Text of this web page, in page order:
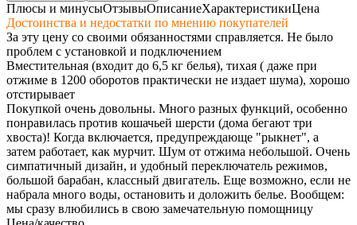
Плюсы и минусыОтзывыОписаниеХарактеристикиЦена
Достоинства и недостатки по мнению покупателей
За эту цену со своими обязанностями справляется. Не было
проблем с установкой и подключением
Вместительная (входит до 6,5 кг белья), тихая ( даже при
отжиме в 1200 оборотов практически не издает шума), хорошо
отстирывает
Покупкой очень довольны. Много разных функций, особенно
понравилась против кошачьей шерсти (дома бегают три
хвоста)! Когда включается, предупреждающе "рыкнет", а
затем работает, как мурчит. Шум от отжима небольшой. Очень
симпатичный дизайн, и удобный переключатель режимов,
большой барабан, классный двигатель. Еще возможно, если не
набрала много воды, остановить и доложить белье. Вообщем:
мы сразу влюбились в свою замечательную помощницу